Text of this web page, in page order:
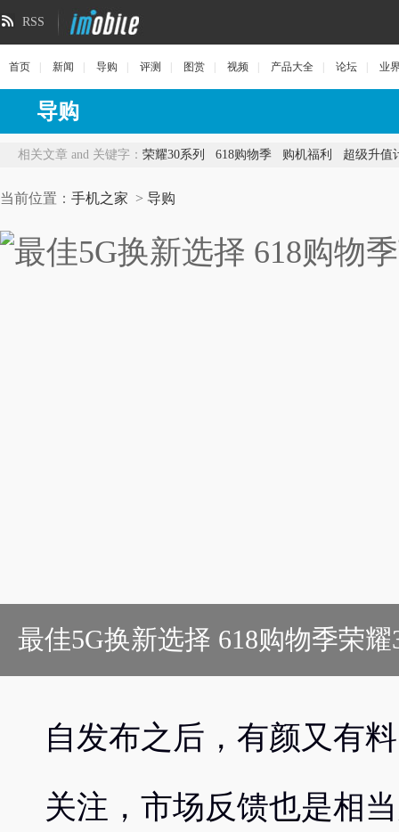
RSS
首页 新闻 导购 评测 图赏 视频 产品大全 论坛 业
导购
相关文章 and 关键字： 荣耀30系列 618购物季 购机福利 超级升值
当前位置： 手机之家 > 导购
最佳5G换新选择 618购物季荣
自发布之后，有颜又有
关注，市场反馈也是相